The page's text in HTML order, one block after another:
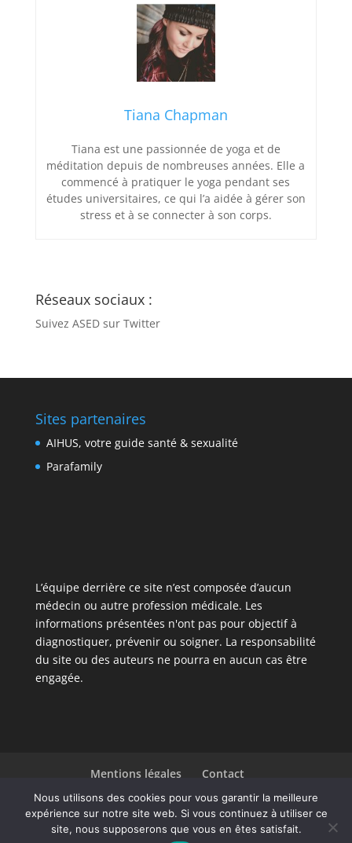
Tiana Chapman
Tiana est une passionnée de yoga et de
méditation depuis de nombreuses années. Elle a
commencé à pratiquer le yoga pendant ses
études universitaires, ce qui l’a aidée à gérer son
stress et à se connecter à son corps.
Réseaux sociaux :
Suivez ASED sur Twitter
Sites partenaires
AIHUS, votre guide santé & sexualité
Parafamily
L’équipe derrière ce site n’est composée d’aucun
médecin ou autre profession médicale. Les
informations présentées n'ont pas pour objectif à
diagnostiquer, prévenir ou soigner. La responsabilité
du site ou des auteurs ne pourra en aucun cas être
engagée.
Mentions légales
Contact
Liste des articles
Design deElegant Themes| Propulsé par
Nous utilisons des cookies pour vous garantir la meilleure
expérience sur notre site web. Si vous continuez à utiliser ce
site, nous supposerons que vous en êtes satisfait.